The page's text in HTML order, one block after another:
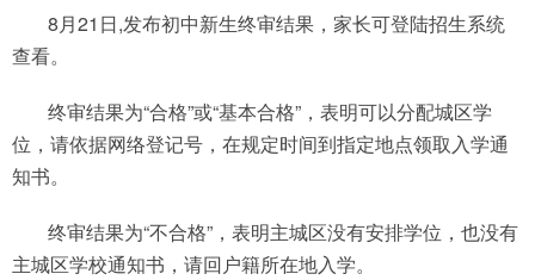
8月21日,发布初中新生终审结果，家长可登陆招生系统
查看。
终审结果为“合格”或“基本合格”，表明可以分配城区学
位，请依据网络登记号，在规定时间到指定地点领取入学通
知书。
终审结果为“不合格”，表明主城区没有安排学位，也没有
主城区学校通知书，请回户籍所在地入学。